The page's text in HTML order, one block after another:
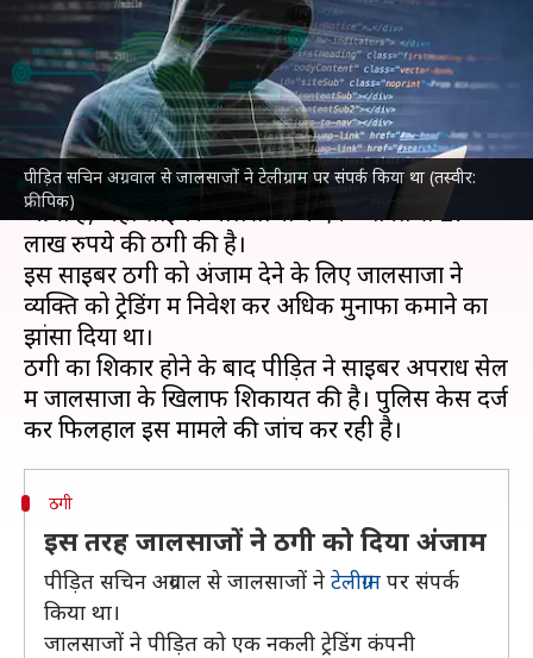
पीड़ित सचिन अग्रवाल से जालसाजों ने टेलीग्राम पर संपर्क किया था (तस्वीर:
फ्रीपिक)
27 लाख रुपये
लेखन बिश्वजीत कुमार Feb 22, 2024 04:46 pm
क्या है खबर?
चंडीगढ़सेसाइबर अपराधका एक नया मामला सामने
आया है, जहां साइबर जालसाजों ने एक व्यक्ति से 27
लाख रुपये की ठगी की है।
इस साइबर ठगी को अंजाम देने के लिए जालसाजों ने
व्यक्ति को ट्रेडिंग में निवेश कर अधिक मुनाफा कमाने का
झांसा दिया था।
ठगी का शिकार होने के बाद पीड़ित ने साइबर अपराध सेल
में जालसाजों के खिलाफ शिकायत की है। पुलिस केस दर्ज
ठगी
इस तरह जालसाजों ने ठगी को दिया अंजाम
पीड़ित सचिन अग्रवाल से जालसाजों ने टेलीग्राम पर संपर्क
किया था।
जालसाजों ने पीड़ित को एक नकली ट्रेडिंग कंपनी